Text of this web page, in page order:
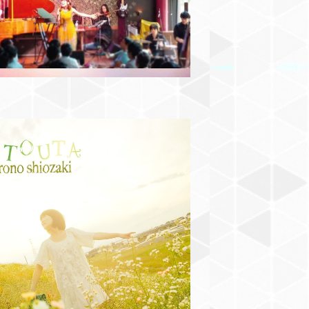
¥2,000
3rd Album UTOUTA
¥2,500